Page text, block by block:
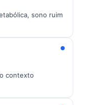
sono ruim
contexto